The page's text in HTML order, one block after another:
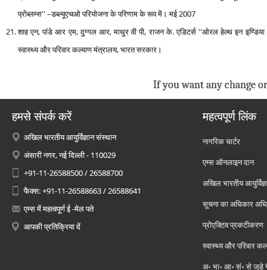
प्रोब्‍लम्‍स'' –डब्‍ल्‍यूएचओ परियोजना के परिणाम के रूप में। मई 2007
शाह एन, पांडे आर एम, दुग्गल आर, माथुर वी पी, राजन के. एडिटर्स ''ओरल हेल्‍थ इन इण्डिया
स्‍वास्‍थ्‍य और परिवार कल्‍याण मंत्रालय, भारत सरकार।
If you want any change
हमसे संपर्क करें
अखिल भारतीय आयुर्विज्ञान संस्थान
अंसारी नगर, नई दिल्ली - 110029
+91-11-26588500 / 26588700
फैक्स: +91-11-26588663 / 26588641
एम्स में महत्वपूर्ण ई -मेल पते
आपकी प्रतिक्रिया दें
महत्वपूर्ण लिंक
नागरिक चार्टर
एम्स ऑनलाइन दान
अखिल भारतीय
सूचना का अधिकार
प्रोएक्टिव प्रकटीकरण
स्वास्थ्य और परिवार
अ॰ भा॰ आ॰ सं॰ से जुड़े